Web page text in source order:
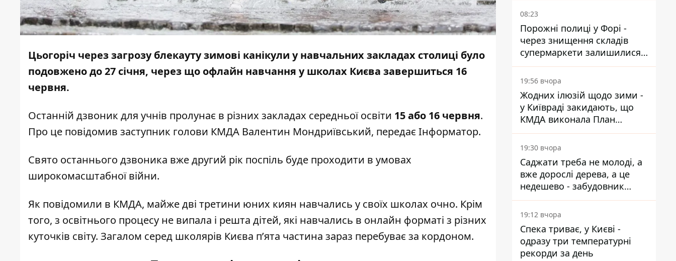
Цьогоріч через загрозу блекауту зимові канікули у навчальних закладах столиці було
подовжено до 27 січня, через що офлайн навчання у школах Києва завершиться 16
червня.
Останній дзвоник для учнів пролунає в різних закладах середньої освіти 15 або 16 червня.
Про це повідомив заступник голови КМДА Валентин Мондриївський, передає Інформатор.
Свято останнього дзвоника вже другий рік поспіль буде проходити в умовах
широкомасштабної війни.
Як повідомили в КМДА, майже дві третини юних киян навчались у своїх школах очно. Крім
того, з освітнього процесу не випала і решта дітей, які навчались в онлайн форматі з різних
куточків світу. Загалом серед школярів Києва п’ята частина зараз перебуває за кордоном.
08:23
Порожні полиці у Форі -
через знищення складів
супермаркети залишилися
без асортименту
19:56 вчора
Жодних ілюзій щодо зими -
у Київраді закидають, що
КМДА виконала План
стійкості на 20%
19:30 вчора
Саджати треба не молоді, а
вже дорослі дерева, а це
недешево - забудовник
Ніконов
19:12 вчора
Спека триває, у Києві -
одразу три температурні
рекорди за день